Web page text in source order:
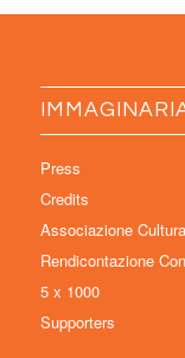
Press
Credits
Associazione
Rendicontazione
5 x 1000
Supporters